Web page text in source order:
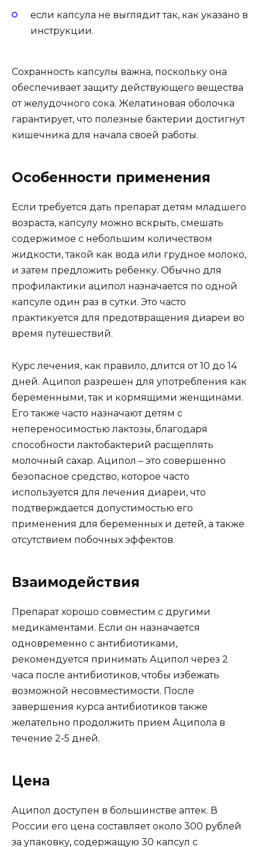
если капсула не выглядит так, как указано в
инструкции.
Сохранность капсулы важна, поскольку она
обеспечивает защиту действующего вещества
от желудочного сока. Желатиновая оболочка
гарантирует, что полезные бактерии достигнут
кишечника для начала своей работы.
Особенности применения
Если требуется дать препарат детям младшего
возраста, капсулу можно вскрыть, смешать
содержимое с небольшим количеством
жидкости, такой как вода или грудное молоко,
и затем предложить ребенку. Обычно для
профилактики аципол назначается по одной
капсуле один раз в сутки. Это часто
практикуется для предотвращения диареи во
время путешествий.
Курс лечения, как правило, длится от 10 до 14
дней. Аципол разрешен для употребления как
беременными, так и кормящими женщинами.
Его также часто назначают детям с
непереносимостью лактозы, благодаря
способности лактобактерий расщеплять
молочный сахар. Аципол – это совершенно
безопасное средство, которое часто
используется для лечения диареи, что
подтверждается допустимостью его
применения для беременных и детей, а также
отсутствием побочных эффектов.
Взаимодействия
Препарат хорошо совместим с другими
медикаментами. Если он назначается
одновременно с антибиотиками,
рекомендуется принимать Аципол через 2
часа после антибиотиков, чтобы избежать
возможной несовместимости. После
завершения курса антибиотиков также
желательно продолжить прием Аципола в
течение 2-5 дней.
Цена
Аципол доступен в большинстве аптек. В
России его цена составляет около 300 рублей
за упаковку, содержащую 30 капсул с